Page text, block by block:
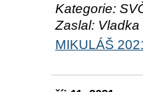
Kategorie:
Zaslal: Vladka
MIKULÁŠ